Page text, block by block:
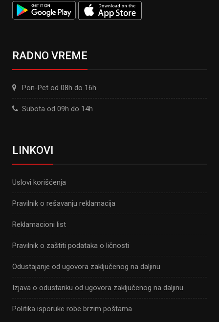
RADNO VREME
Pon-Pet od 08h do 16h
Subota od 09h do 14h
LINKOVI
Uslovi korišćenja
Pravilnik o rešavanju reklamacija
Reklamacioni list
Pravilnik o zaštiti podataka o ličnosti
Odustajanje od ugovora zaključenog na daljinu
Izjava o odustanku od ugovora zaključenog na daljinu
Politika isporuke robe brzim poštama